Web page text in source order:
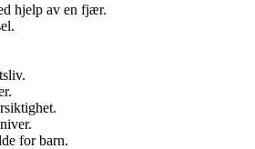
hjelp av en fjær.
for barn.